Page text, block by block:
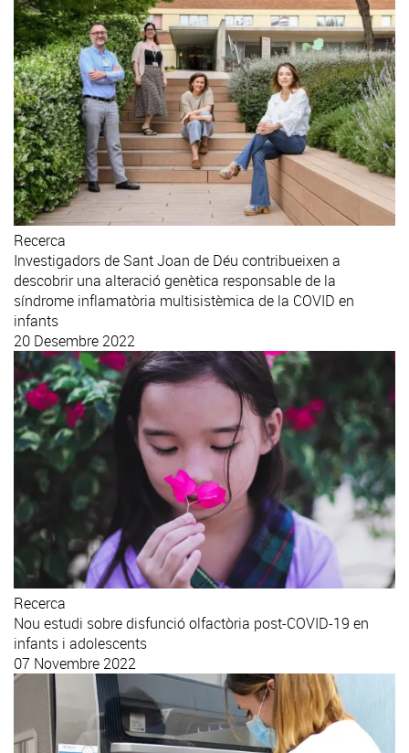
Recerca
Investigadors de Sant Joan de Déu contribueixen a
descobrir una alteració genètica responsable de la
síndrome inflamatòria multisistèmica de la COVID en
infants
20 Desembre 2022
Recerca
Nou estudi sobre disfunció olfactòria post-COVID-19 en
infants i adolescents
07 Novembre 2022